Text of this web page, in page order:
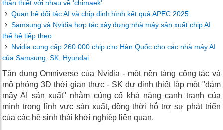
thân thiết với nhau về 'chimaek'
Quan hệ đối tác AI và chip định hình kết quả APEC 2025
Samsung và Nvidia hợp tác xây dựng nhà máy sản xuất chip AI
thế hệ tiếp theo
Nvidia cung cấp 260.000 chip cho Hàn Quốc cho các nhà máy AI
của Samsung, SK, Hyundai
Tận dụng Omniverse của Nvidia - một nền tảng cộng tác và
mô phỏng 3D thời gian thực - SK dự định thiết lập một "đám
mây AI sản xuất" nhằm củng cố khả năng cạnh tranh của
mình trong lĩnh vực sản xuất, đồng thời hỗ trợ sự phát triển
của các hệ sinh thái khởi nghiệp liên quan.